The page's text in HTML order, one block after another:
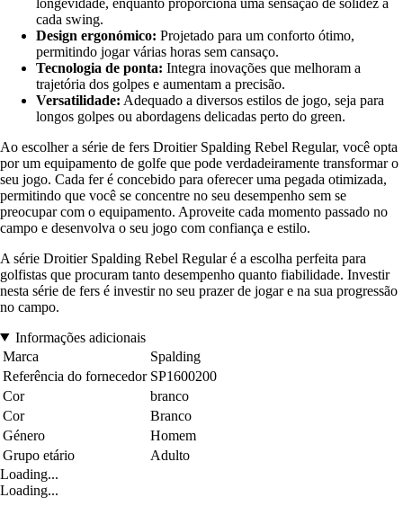
cada swing.
Design ergonómico: Projetado para um conforto ótimo,
permitindo jogar várias horas sem cansaço.
Tecnologia de ponta: Integra inovações que melhoram a
trajetória dos golpes e aumentam a precisão.
Versatilidade: Adequado a diversos estilos de jogo, seja para
longos golpes ou abordagens delicadas perto do green.
Ao escolher a série de fers Droitier Spalding Rebel Regular, você opta
por um equipamento de golfe que pode verdadeiramente transformar o
seu jogo. Cada fer é concebido para oferecer uma pegada otimizada,
permitindo que você se concentre no seu desempenho sem se
preocupar com o equipamento. Aproveite cada momento passado no
campo e desenvolva o seu jogo com confiança e estilo.
A série Droitier Spalding Rebel Regular é a escolha perfeita para
golfistas que procuram tanto desempenho quanto fiabilidade. Investir
nesta série de fers é investir no seu prazer de jogar e na sua progressão
no campo.
Informações adicionais
Marca
Spalding
Referência do fornecedor SP1600200
Cor
branco
Cor
Branco
Género
Homem
Grupo etário
Adulto
Loading...
Loading...